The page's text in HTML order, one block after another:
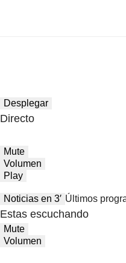
Desplegar
Directo
Mute
Volumen
Play
Noticias en 3′ Últimos
Estas escuchando
Mute
Volumen